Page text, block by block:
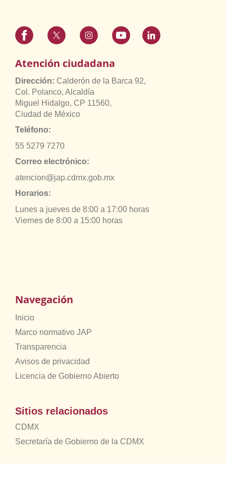
Atención ciudadana
Dirección: Calderón de la Barca 92,
Col. Polanco, Alcaldía
Miguel Hidalgo, CP 11560,
Ciudad de México
Teléfono:
55 5279 7270
Correo electrónico:
atencion@jap.cdmx.gob.mx
Horarios:
Lunes a jueves de 8:00 a 17:00 horas
Viernes de 8:00 a 15:00 horas
Navegación
Inicio
Marco normativo JAP
Transparencia
Avisos de privacidad
Licencia de Gobierno Abierto
Sitios relacionados
CDMX
Secretaría de Gobierno de la CDMX